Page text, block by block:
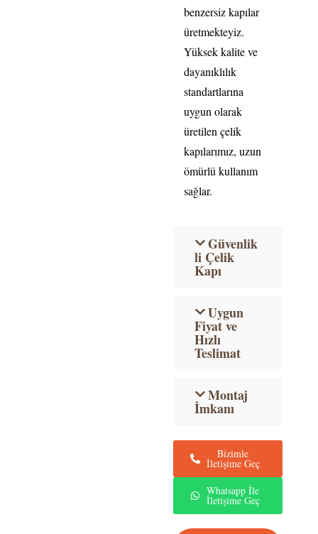
benzersiz kapılar
üretmekteyiz.
Yüksek kalite ve
dayanıklılık
standartlarına
uygun olarak
üretilen çelik
kapılarımız, uzun
ömürlü kullanım
sağlar.
Güvenlik
li Çelik
Kapı
Uygun
Fiyat ve
Hızlı
Teslimat
Montaj
İmkanı
Bizimle
İletişime Geç
Whatsapp İle
İletişime Geç